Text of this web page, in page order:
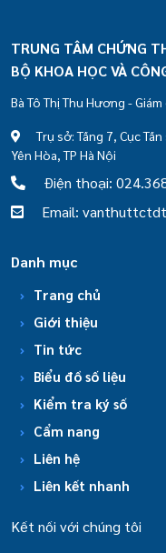
TRUNG TÂM CHỨNG
BỘ KHOA HỌC VÀ
Bà Tô Thị Thu Hương -
Trụ sở: Tầng 7, Cục
Yên Hòa, TP Hà Nội
Điện thoại:
Email:
Danh mục
Trang chủ
Giới thiệu
Tin tức
Biểu đồ số liệu
Kiểm tra ký số
Cẩm nang
Liên hệ
Liên kết nhanh
Kết nối với chúng tôi